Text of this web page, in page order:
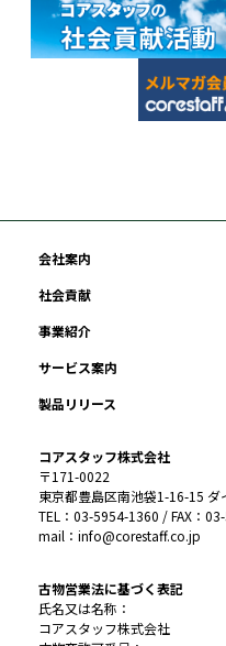
会社案内
社会貢献
事業紹介
サービス案内
製品リリース
コアスタッフ株式会社
〒171-0022
東京都豊島区南池袋1-16-15 ダ
TEL：03-5954-1360 / FAX：
mail：info@corestaff.co.jp
古物営業法に基づく表記
氏名又は名称：
コアスタッフ株式会社